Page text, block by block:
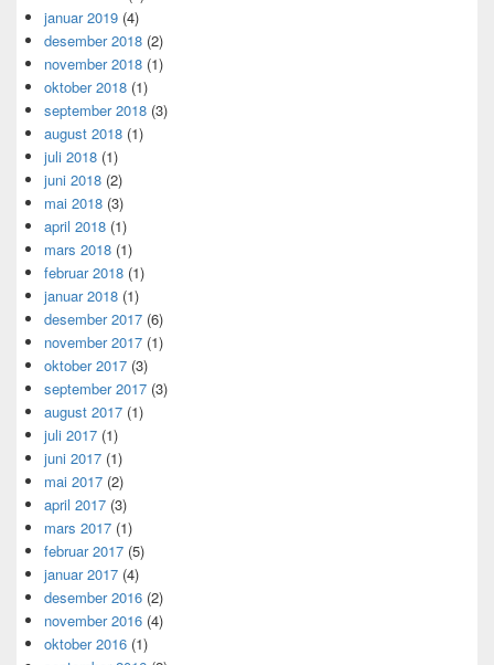
januar 2019 (4)
desember 2018 (2)
november 2018 (1)
oktober 2018 (1)
september 2018 (3)
august 2018 (1)
juli 2018 (1)
juni 2018 (2)
mai 2018 (3)
april 2018 (1)
mars 2018 (1)
februar 2018 (1)
januar 2018 (1)
desember 2017 (6)
november 2017 (1)
oktober 2017 (3)
september 2017 (3)
august 2017 (1)
juli 2017 (1)
juni 2017 (1)
mai 2017 (2)
april 2017 (3)
mars 2017 (1)
februar 2017 (5)
januar 2017 (4)
desember 2016 (2)
november 2016 (4)
oktober 2016 (1)